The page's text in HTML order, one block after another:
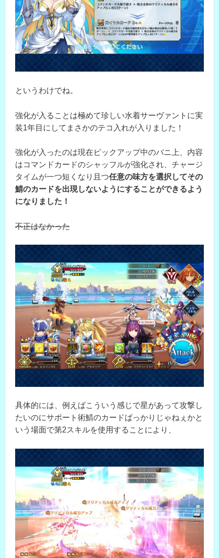
というわけでね。
強化が入ることは極めて珍しい水着サーヴァントに実
装1年目にしてまさかのテコ入れが入りました！
強化が入ったのは現在ピックアップ中のバニ上、内容
はコマンドカードのシャッフルが強化され、チャージ
タイムが一つ短くなり且つ任意の味方を選択してその
鯖のカードを出現しないようにすることができるよう
になりました！
不正はなかった
具体的には、例えばこういう感じで星があって攻撃し
たいのにサポート術鯖のカードばっかりじゃねぇかと
いう場面で第2スキルを使用することにより、